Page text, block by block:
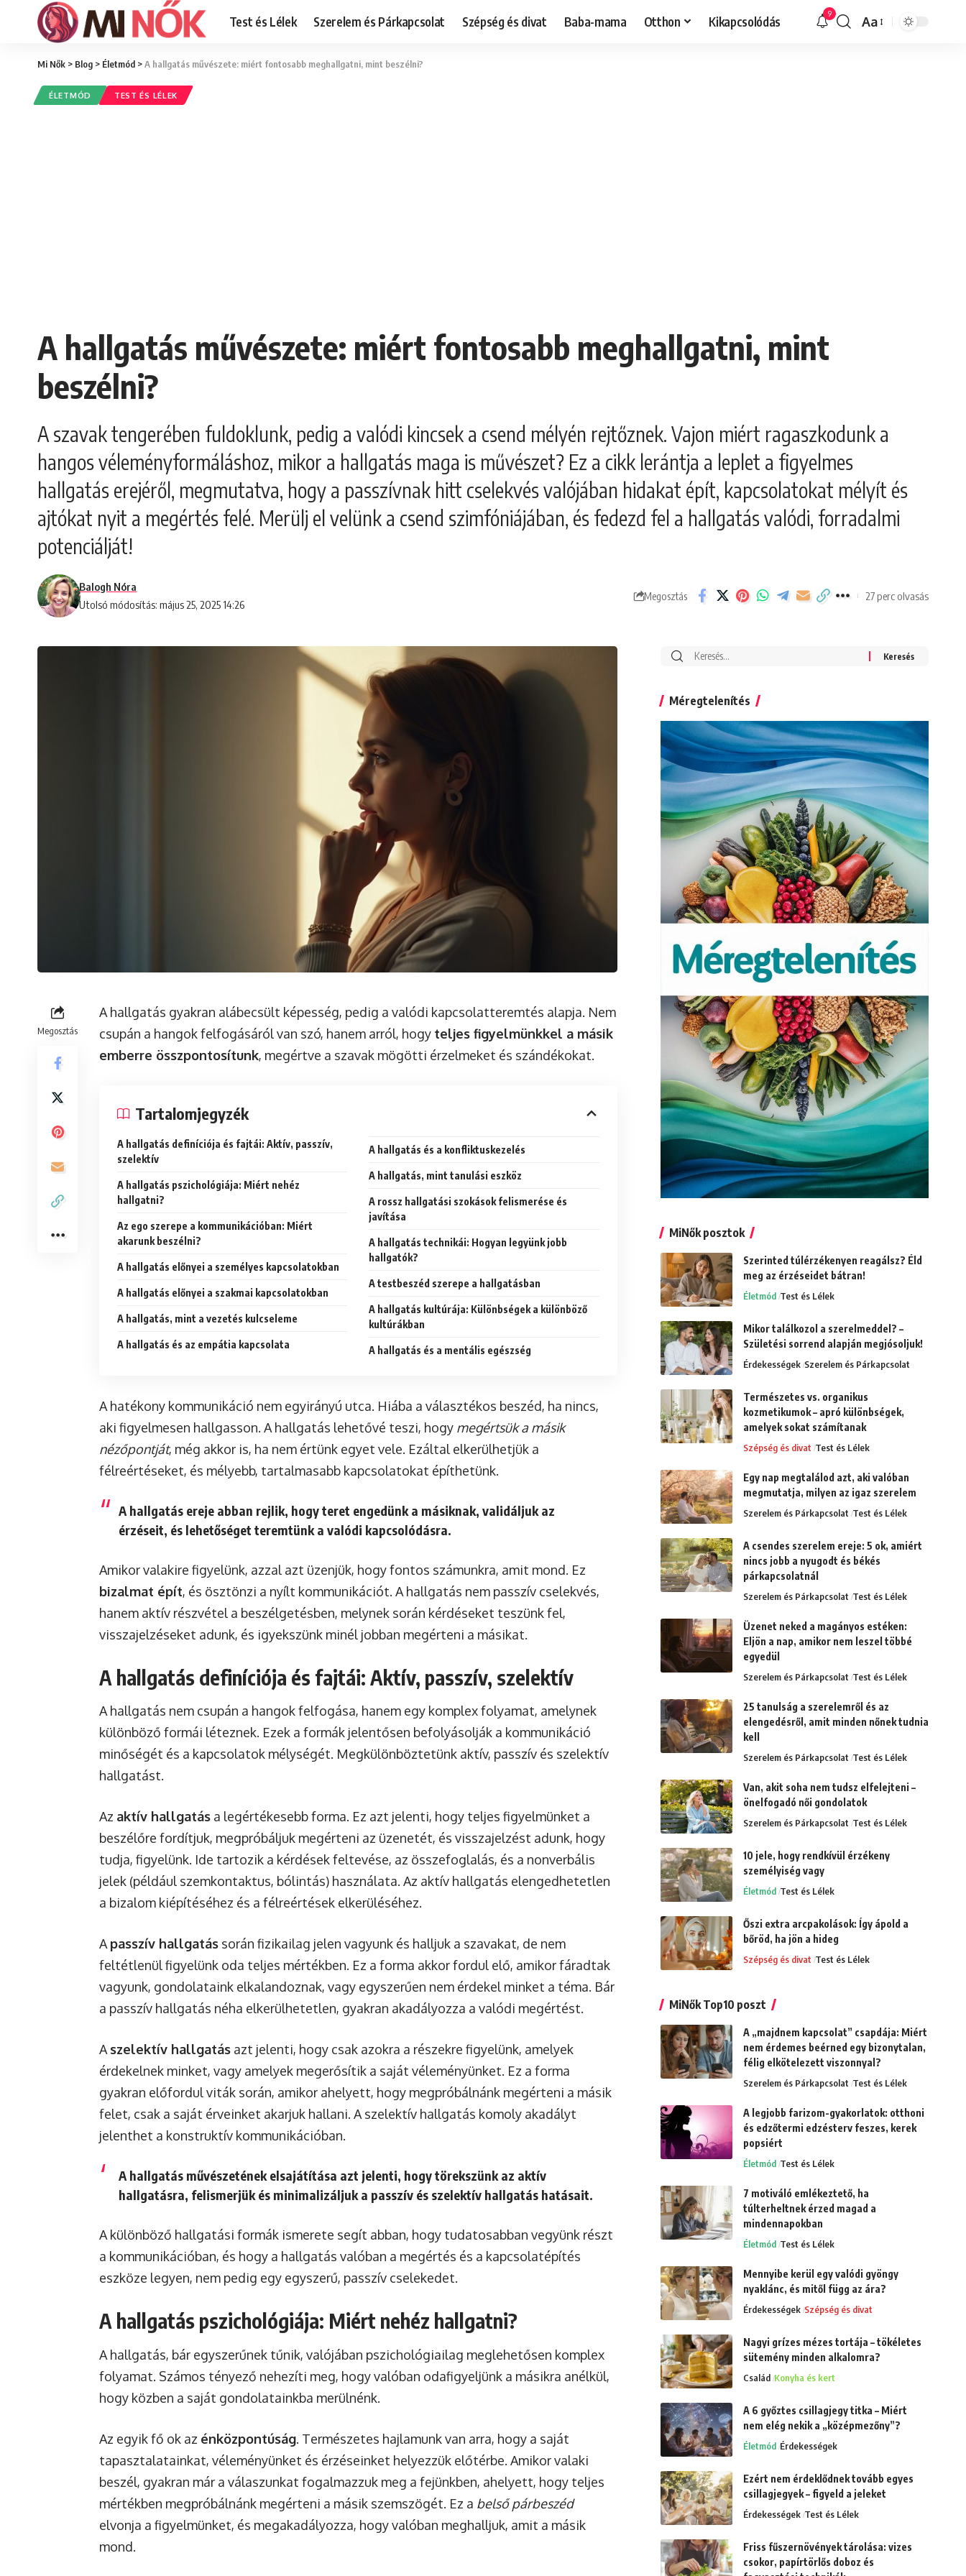
Test és Lélek Szerelem és Párkapcsolat Szépség és divat Baba-mama Otthon Kikapcsolódás 9
Font
Aa
Mi Nők > Blog > Életmód >A hallgatás művészete: miért fontosabb meghallgatni, mint beszélni?
ÉLETMÓD TEST ÉS LÉLEK
A hallgatás művészete: miért fontosabb meghallgatni, mint
beszélni?
A szavak tengerében fuldoklunk, pedig a valódi kincsek a csend mélyén rejtőznek. Vajon miért ragaszkodunk a
hangos véleményformáláshoz, mikor a hallgatás maga is művészet? Ez a cikk lerántja a leplet a figyelmes
hallgatás erejéről, megmutatva, hogy a passzívnak hitt cselekvés valójában hidakat épít, kapcsolatokat mélyít és
ajtókat nyit a megértés felé. Merülj el velünk a csend szimfóniájában, és fedezd fel a hallgatás valódi, forradalmi
potenciálját!
Utolsó módosítás: május 25, 2025 14:26
Balogh Nóra
Megosztás 27 perc olvasás
Megosztás
A hallgatás gyakran alábecsült képesség, pedig a valódi kapcsolatteremtés alapja. Nem
csupán a hangok felfogásáról van szó, hanem arról, hogy teljes figyelmünkkel a másik
emberre összpontosítunk, megértve a szavak mögötti érzelmeket és szándékokat.
Tartalomjegyzék
A hallgatás definíciója és fajtái: Aktív, passzív,
szelektív
A hallgatás pszichológiája: Miért nehéz
hallgatni?
Az ego szerepe a kommunikációban: Miért
akarunk beszélni?
A hallgatás előnyei a személyes kapcsolatokban
A hallgatás előnyei a szakmai kapcsolatokban
A hallgatás, mint a vezetés kulcseleme
A hallgatás és az empátia kapcsolata
A hallgatás és a konfliktuskezelés
A hallgatás, mint tanulási eszköz
A rossz hallgatási szokások felismerése és
javítása
A hallgatás technikái: Hogyan legyünk jobb
hallgatók?
A testbeszéd szerepe a hallgatásban
A hallgatás kultúrája: Különbségek a különböző
kultúrákban
A hallgatás és a mentális egészség
A hatékony kommunikáció nem egyirányú utca. Hiába a választékos beszéd, ha nincs,
aki figyelmesen hallgasson. A hallgatás lehetővé teszi, hogy megértsük a másik
nézőpontját, még akkor is, ha nem értünk egyet vele. Ezáltal elkerülhetjük a
félreértéseket, és mélyebb, tartalmasabb kapcsolatokat építhetünk.
A hallgatás ereje abban rejlik, hogy teret engedünk a másiknak, validáljuk az
érzéseit, és lehetőséget teremtünk a valódi kapcsolódásra.
Amikor valakire figyelünk, azzal azt üzenjük, hogy fontos számunkra, amit mond. Ez
bizalmat épít, és ösztönzi a nyílt kommunikációt. A hallgatás nem passzív cselekvés,
hanem aktív részvétel a beszélgetésben, melynek során kérdéseket teszünk fel,
visszajelzéseket adunk, és igyekszünk minél jobban megérteni a másikat.
A hallgatás definíciója és fajtái: Aktív, passzív, szelektív
A hallgatás nem csupán a hangok felfogása, hanem egy komplex folyamat, amelynek
különböző formái léteznek. Ezek a formák jelentősen befolyásolják a kommunikáció
minőségét és a kapcsolatok mélységét. Megkülönböztetünk aktív, passzív és szelektív
hallgatást.
Az aktív hallgatás a legértékesebb forma. Ez azt jelenti, hogy teljes figyelmünket a
beszélőre fordítjuk, megpróbáljuk megérteni az üzenetét, és visszajelzést adunk, hogy
tudja, figyelünk. Ide tartozik a kérdések feltevése, az összefoglalás, és a nonverbális
jelek (például szemkontaktus, bólintás) használata. Az aktív hallgatás elengedhetetlen
a bizalom kiépítéséhez és a félreértések elkerüléséhez.
A passzív hallgatás során fizikailag jelen vagyunk és halljuk a szavakat, de nem
feltétlenül figyelünk oda teljes mértékben. Ez a forma akkor fordul elő, amikor fáradtak
vagyunk, gondolataink elkalandoznak, vagy egyszerűen nem érdekel minket a téma. Bár
a passzív hallgatás néha elkerülhetetlen, gyakran akadályozza a valódi megértést.
A szelektív hallgatás azt jelenti, hogy csak azokra a részekre figyelünk, amelyek
érdekelnek minket, vagy amelyek megerősítik a saját véleményünket. Ez a forma
gyakran előfordul viták során, amikor ahelyett, hogy megpróbálnánk megérteni a másik
felet, csak a saját érveinket akarjuk hallani. A szelektív hallgatás komoly akadályt
jelenthet a konstruktív kommunikációban.
A hallgatás művészetének elsajátítása azt jelenti, hogy törekszünk az aktív
hallgatásra, felismerjük és minimalizáljuk a passzív és szelektív hallgatás hatásait.
A különböző hallgatási formák ismerete segít abban, hogy tudatosabban vegyünk részt
a kommunikációban, és hogy a hallgatás valóban a megértés és a kapcsolatépítés
eszköze legyen, nem pedig egy egyszerű, passzív cselekedet.
A hallgatás pszichológiája: Miért nehéz hallgatni?
A hallgatás, bár egyszerűnek tűnik, valójában pszichológiailag meglehetősen komplex
folyamat. Számos tényező nehezíti meg, hogy valóban odafigyeljünk a másikra anélkül,
hogy közben a saját gondolatainkba merülnénk.
Az egyik fő ok az énközpontúság. Természetes hajlamunk van arra, hogy a saját
tapasztalatainkat, véleményünket és érzéseinket helyezzük előtérbe. Amikor valaki
beszél, gyakran már a válaszunkat fogalmazzuk meg a fejünkben, ahelyett, hogy teljes
mértékben megpróbálnánk megérteni a másik szemszögét. Ez a belső párbeszéd
elvonja a figyelmünket, és megakadályozza, hogy valóban meghalljuk, amit a másik
mond.
Search
Méregtelenítés
MiNők posztok
Szerinted túlérzékenyen reagálsz? Éld
meg az érzéseidet bátran!
Életmód Test és Lélek
Mikor találkozol a szerelmeddel? –
Születési sorrend alapján megjósoljuk!
Érdekességek Szerelem és Párkapcsolat
Természetes vs. organikus
kozmetikumok – apró különbségek,
amelyek sokat számítanak
Szépség és divat Test és Lélek
Egy nap megtalálod azt, aki valóban
megmutatja, milyen az igaz szerelem
Szerelem és Párkapcsolat Test és Lélek
A csendes szerelem ereje: 5 ok, amiért
nincs jobb a nyugodt és békés
párkapcsolatnál
Szerelem és Párkapcsolat Test és Lélek
Üzenet neked a magányos estéken:
Eljön a nap, amikor nem leszel többé
egyedül
Szerelem és Párkapcsolat Test és Lélek
25 tanulság a szerelemről és az
elengedésről, amit minden nőnek tudnia
kell
Szerelem és Párkapcsolat Test és Lélek
Van, akit soha nem tudsz elfelejteni –
önelfogadó női gondolatok
Szerelem és Párkapcsolat Test és Lélek
10 jele, hogy rendkívül érzékeny
személyiség vagy
Életmód Test és Lélek
Őszi extra arcpakolások: Így ápold a
bőröd, ha jön a hideg
Szépség és divat Test és Lélek
MiNők Top10 poszt
A „majdnem kapcsolat” csapdája: Miért
nem érdemes beérned egy bizonytalan,
félig elkötelezett viszonnyal?
Szerelem és Párkapcsolat Test és Lélek
A legjobb farizom-gyakorlatok: otthoni
és edzőtermi edzésterv feszes, kerek
popsiért
Életmód Test és Lélek
7 motiváló emlékeztető, ha
túlterheltnek érzed magad a
mindennapokban
Életmód Test és Lélek
Mennyibe kerül egy valódi gyöngy
nyaklánc, és mitől függ az ára?
Érdekességek Szépség és divat
Nagyi grízes mézes tortája – tökéletes
sütemény minden alkalomra?
Család Konyha és kert
A 6 győztes csillagjegy titka – Miért
nem elég nekik a „középmezőny”?
Életmód Érdekességek
Ezért nem érdeklődnek tovább egyes
csillagjegyek – figyeld a jeleket
Érdekességek Test és Lélek
Friss fűszernövények tárolása: vizes
csokor, papírtörlős doboz és